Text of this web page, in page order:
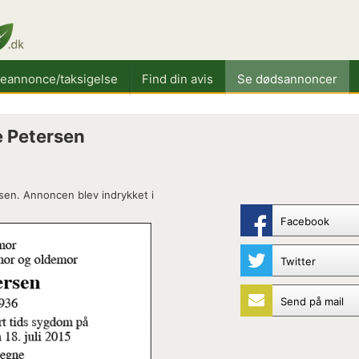
taksigelse Find din avis Se dødsannoncer
Petersen
Facebook
Twitter
Send på mail
Annoncen blev indrykket i